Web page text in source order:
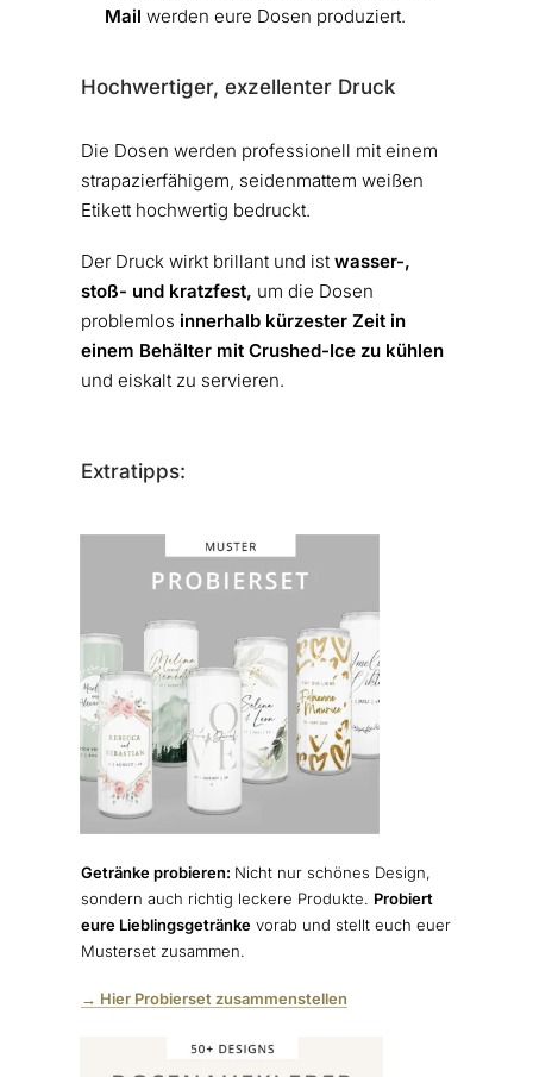
Mail werden eure Dosen produziert.
Hochwertiger, exzellenter Druck
Die Dosen werden professionell mit einem
strapazierfähigem, seidenmattem weißen
Etikett hochwertig bedruckt.
Der Druck wirkt brillant und ist wasser-,
stoß- und kratzfest, um die Dosen
problemlos innerhalb kürzester Zeit in
einem Behälter mit Crushed-Ice zu kühlen
und eiskalt zu servieren.
Extratipps:
Getränke probieren: Nicht nur schönes Design,
sondern auch richtig leckere Produkte. Probiert
eure Lieblingsgetränkevorab und stellt euch euer
Musterset zusammen.
→ Hier Probierset zusammenstellen